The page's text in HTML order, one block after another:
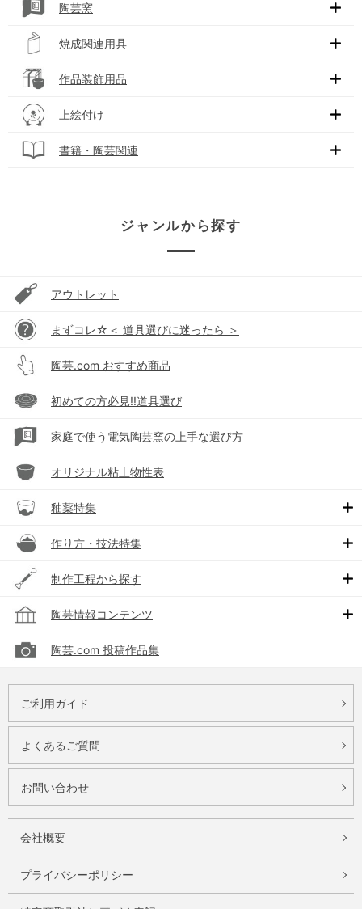
陶芸窯
焼成関連用具
作品装飾用品
上絵付け
書籍・陶芸関連
ジャンルから探す
アウトレット
まずコレ☆＜ 道具選びに迷ったら ＞
陶芸.com おすすめ商品
初めての方必見!!道具選び
家庭で使う電気陶芸窯の上手な選び方
オリジナル粘土物性表
釉薬特集
作り方・技法特集
制作工程から探す
陶芸情報コンテンツ
陶芸.com 投稿作品集
ご利用ガイド
よくあるご質問
お問い合わせ
会社概要
プライバシーポリシー